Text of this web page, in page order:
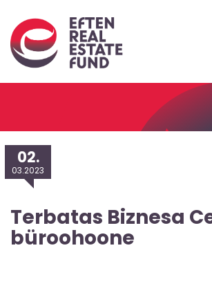
Terbatas Biznesa
büroohoone
02.
03.2023